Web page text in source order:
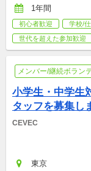
1年間
初心者歓迎 学校/
世代を超えた参加歓迎
メンバー/継続ボラン
小学生・中学生
タッフを募集し
CEVEC
東京